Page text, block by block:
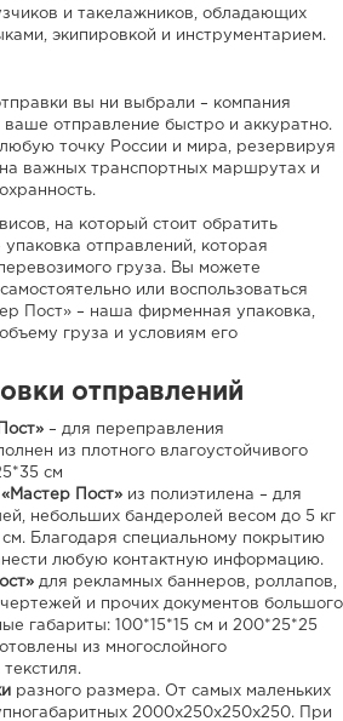
и такелажников, обладающих
экипировкой и инструментарием.
вы ни выбрали – компания
ваше отправление быстро и аккуратно.
точку России и мира, резервируя
важных транспортных маршрутах и
на который стоит обратить
отправлений, которая
груза. Вы можете
или воспользоваться
Пост» – наша фирменная упаковка,
груза и условиям его
отправлений
– для переправления
из плотного влагоустойчивого
см
Пост» из полиэтилена – для
небольших бандеролей весом до 5 кг
Благодаря специальному покрытию
любую контактную информацию.
для рекламных баннеров, роллапов,
и прочих документов большого
габариты: 100*15*15 см и 200*25*25
из многослойного
разного размера. От самых маленьких
2000x250x250x250. При